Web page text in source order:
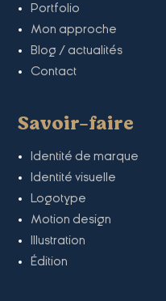
Portfolio
Mon approche
Blog / actualités
Contact
Savoir-faire
Identité de marque
Identité visuelle
Logotype
Motion design
Illustration
Édition